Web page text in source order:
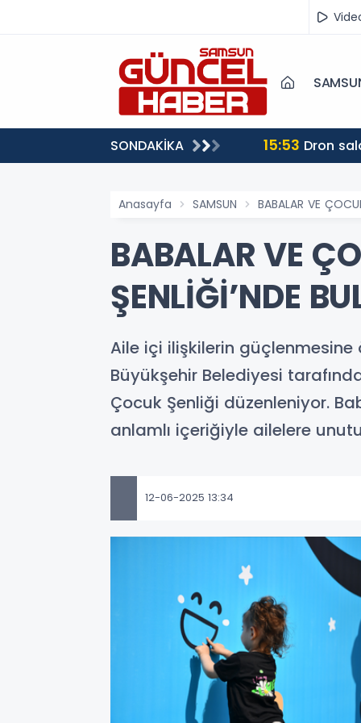
SONDAKİKA 15:53 Dron
Anasayfa SAMSUN BABALAR VE
BABALAR VE
ŞENLİĞİ’NDE
Aile içi ilişkilerin
Büyükşehir Belediyesi
Çocuk Şenliği düzenleniyor.
anlamlı içeriğiyle ailelere
12-06-2025 13:34